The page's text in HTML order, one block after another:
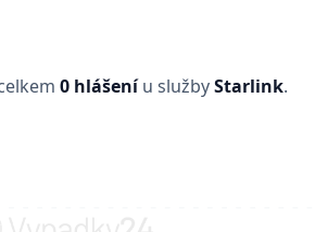
0 hlášeníu službyStarlink.